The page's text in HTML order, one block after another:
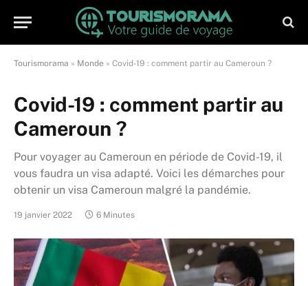
Tourismorama » Monde » Covid-19 : comment partir au Cameroun ?
Covid-19 : comment partir au
Cameroun ?
Pour voyager au Cameroun en période de Covid-19, il
vous faudra un visa adapté. Voici les démarches pour
obtenir un visa Cameroun malgré la pandémie.
19 janvier 2022 6 Minutes